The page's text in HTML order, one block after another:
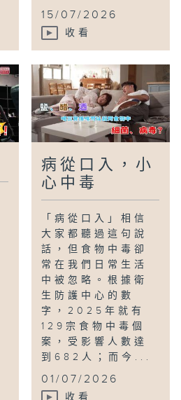
15/07/2026
收看
病從口入，小
心中毒
「病從口入」相信
大家都聽過這句說
話，但食物中毒卻
常在我們日常生活
中被忽略。根據衛
生防護中心的數
字，2025年就有
129宗食物中毒個
案，受影響人數達
到682人；而今...
01/07/2026
收看